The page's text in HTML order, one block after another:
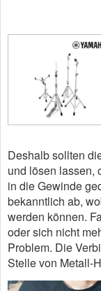
Deshalb sollten
und lösen lassen,
in die Gewinde
bekanntlich ab,
werden können.
oder sich nicht
Problem. Die
Stelle von Metall-